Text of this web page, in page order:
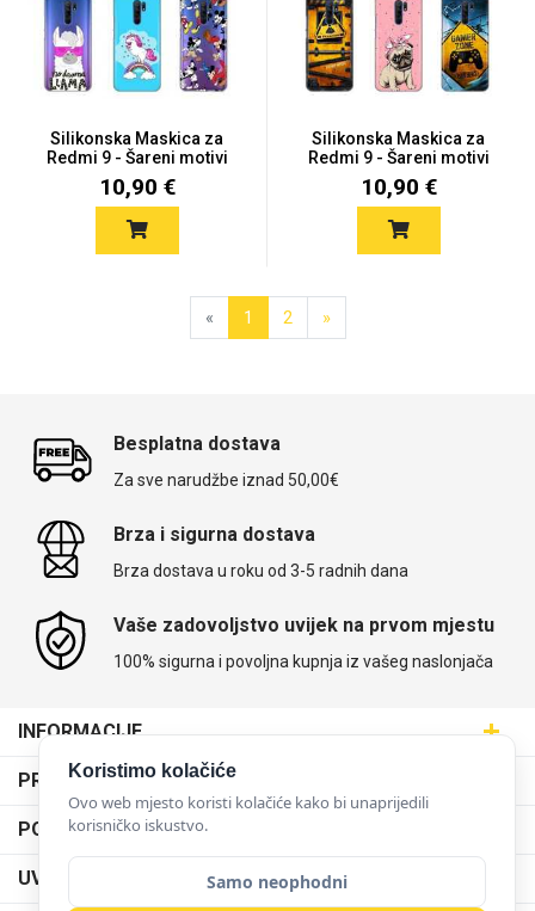
Silikonska Maskica za
Redmi 9 - Šareni motivi
10,90 €
Silikonska Maskica za
Redmi 9 - Šareni motivi
10,90 €
« 1 2 »
Besplatna dostava
Za sve narudžbe iznad 50,00€
Brza i sigurna dostava
Brza dostava u roku od 3-5 radnih dana
Vaše zadovoljstvo uvijek na prvom mjestu
100% sigurna i povoljna kupnja iz vašeg naslonjača
INFORMACIJE
Maskice.hr - Web trgovina
SVIJET MASKICA d.o.o.
Aleja javora 13, 10000 Zagreb
095 5555 345
prodaja@maskice.hr
PRODAJNA MJESTA
Poslovnica Trešnjevka
Poslovnica Dubrava
PODRŠKA
Dostava
O nama
UVJETI KORIŠTENJA
Koristimo kolačiće
Ovo web mjesto koristi kolačiće kako bi unaprijedili
korisničko iskustvo.
Samo neophodni